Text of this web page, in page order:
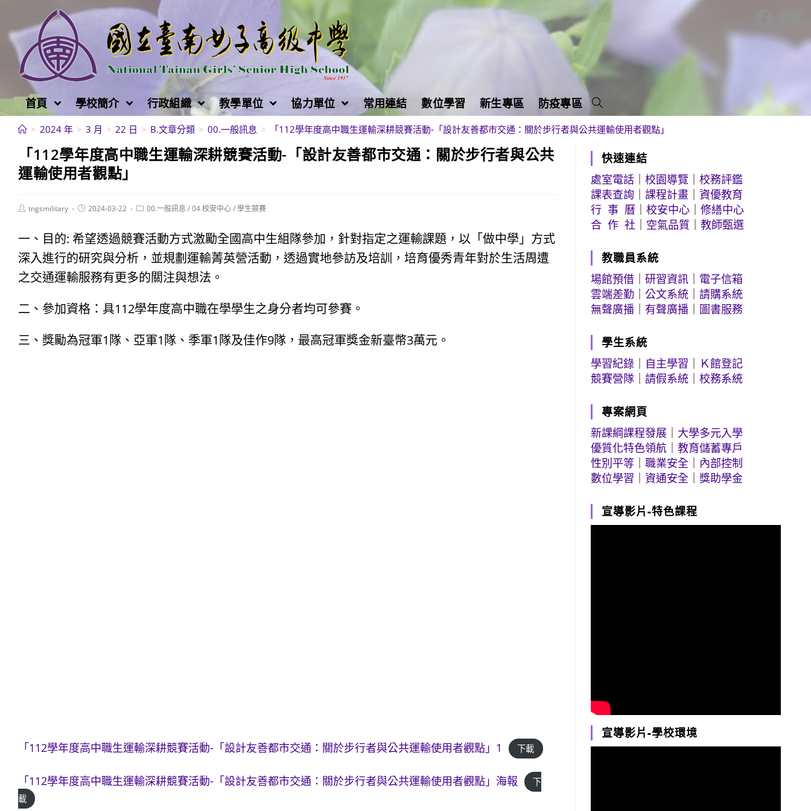
至
容
首頁 學校簡介 行政組織 教學單位 協力單位 常用連結 數位學習 新生專區 防疫專區
> 2024 年 > 3 月 > 22 日 > B.文章分類 > 00.一般訊息 > 「112學年度高中職生運輸深耕競賽活動-「設計友善都市交通：關於步行者與公共運輸使用者觀點」
「112學年度高中職生運輸深耕競賽活動-「設計友善都市交通：關於步行者與公共
運輸使用者觀點」
Posttngsmilitary
Post2024-03-22
Post00.一般訊息 /04.校安中心/學生競賽
一、目的: 希望透過競賽活動方式激勵全國高中生組隊參加，針對指定之運輸課題，以「做中學」方式
深入進行的研究與分析，並規劃運輸菁英營活動，透過實地參訪及培訓，培育優秀青年對於生活周遭
之交通運輸服務有更多的關注與想法。
二、參加資格：具112學年度高中職在學學生之身分者均可參賽。
三、獎勵為冠軍1隊、亞軍1隊、季軍1隊及佳作9隊，最高冠軍獎金新臺幣3萬元。
「112學年度高中職生運輸深耕競賽活動-「設計友善都市交通：關於步行者與公共運輸使用者觀點」1 下載
「112學年度高中職生運輸深耕競賽活動-「設計友善都市交通：關於步行者與公共運輸使用者觀點」海報
下
載
快速連結
處室電話 ｜校園導覽 ｜校務評鑑
課表查詢 ｜課程計畫 ｜資優教育
行 事 曆 ｜校安中心 ｜修繕中心
合 作 社
空氣品質 ｜教師甄選
教職員系統
場館預借 ｜研習資訊
電子信箱
雲端差勤 ｜公文系統 ｜請購系統
無聲廣播
有聲廣播 圖書服務
學生系統
學習紀錄
自主學習
Ｋ館登記
競賽營隊 ｜請假系統 ｜校務系統
專案網頁
新課綱課程發展
大學多元入學
優質化特色領航 ｜教育儲蓄專戶
性別平等 ｜職業安全
內部控制
數位學習 ｜資通安全 ｜獎助學金
宣導影片-特色課程
宣導影片-學校環境